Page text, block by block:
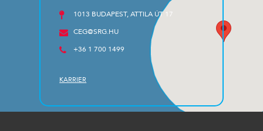
1013 BUDAPEST, ATTILA ÚT 17
CEG@SRG.HU
+36 1 700 1499
KARRIER